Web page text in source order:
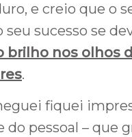
e creio que o
sucesso se
brilho nos olhos
.
fiquei
pessoal – que